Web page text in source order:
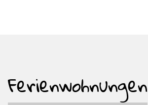
Ferienwohnungen